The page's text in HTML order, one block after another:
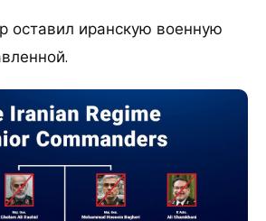
оставил иранскую военную